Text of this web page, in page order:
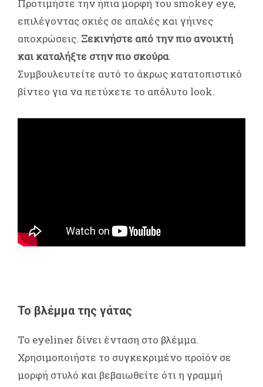
Προτιμήστε την ήπια μορφή του smokey eye,
επιλέγοντας σκιές σε απαλές και γήινες
αποχρώσεις. Ξεκινήστε από την πιο ανοιχτή
και καταλήξτε στην πιο σκούρα.
Συμβουλευτείτε αυτό το άκρως κατατοπιστικό
βίντεο για να πετύχετε το απόλυτο look.
Το βλέμμα της γάτας
To eyeliner δίνει ένταση στο βλέμμα.
Χρησιμοποιήστε το συγκεκριμένο προϊόν σε
μορφή στυλό και βεβαιωθείτε ότι η γραμμή